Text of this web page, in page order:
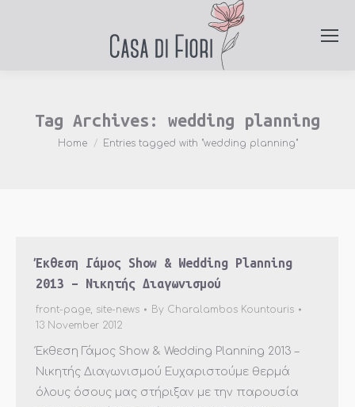
Tag Archives: wedding planning
You are here:
Home Entries tagged with "wedding planning"
Έκθεση Γάμος Show & Wedding Planning
2013 – Νικητής Διαγωνισμού
front-page, site-news By Charalambos Kountouris
13 November 2012
Έκθεση Γάμος Show & Wedding Planning 2013 –
Νικητής Διαγωνισμού Ευχαριστούμε θερμά
όλους όσους μας στήριξαν με την παρουσία